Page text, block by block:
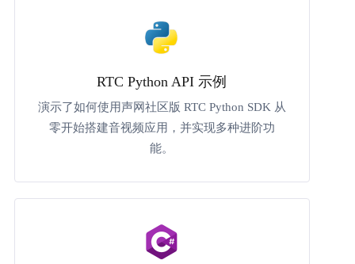
RTC Python API 示例
演示了如何使用声网社区版 RTC Python SDK 从
零开始搭建音视频应用，并实现多种进阶功
能。